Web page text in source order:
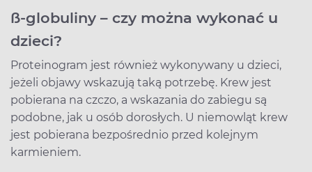
ß-globuliny – czy można wykonać u
dzieci?
Proteinogram jest również wykonywany u dzieci,
jeżeli objawy wskazują taką potrzebę. Krew jest
pobierana na czczo, a wskazania do zabiegu są
podobne, jak u osób dorosłych. U niemowląt krew
jest pobierana bezpośrednio przed kolejnym
karmieniem.